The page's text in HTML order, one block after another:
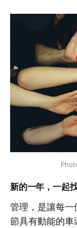
新的一年，一起
管理，是讓每
節具有動能的車